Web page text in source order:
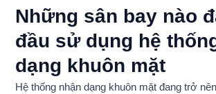
Những sân bay nào
đầu sử dụng hệ
dạng khuôn mặt
Hệ thống nhận dạng khuôn mặt đang trở